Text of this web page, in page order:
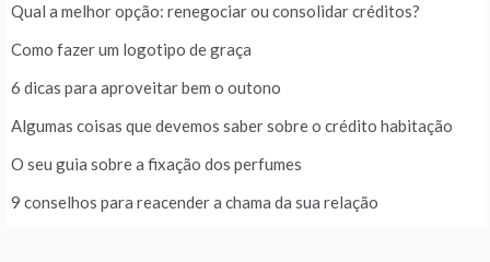
Qual a melhor opção: renegociar ou consolidar créditos?
Como fazer um logotipo de graça
6 dicas para aproveitar bem o outono
Algumas coisas que devemos saber sobre o crédito habitação
O seu guia sobre a fixação dos perfumes
9 conselhos para reacender a chama da sua relação